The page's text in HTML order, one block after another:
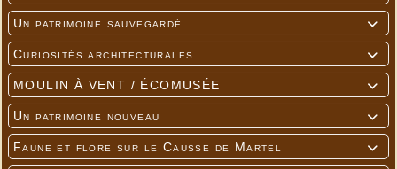

Un patrimoine sauvegardé

Curiosités architecturales

MOULIN À VENT / ÉCOMUSÉE

Un patrimoine nouveau

Faune et flore sur le Causse de Martel